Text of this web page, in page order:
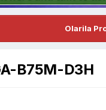
Olarila
B75M-D3H